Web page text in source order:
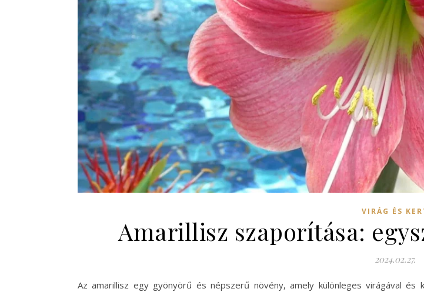
VIRÁG ÉS
Amarillisz szaporítása:
2024.02.27.
Az amarillisz egy gyönyörű és népszerű növény, amely különleges virágával